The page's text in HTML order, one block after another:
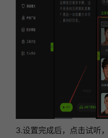
3.设置完成后，点击试听